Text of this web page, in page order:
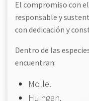
El compromiso con
responsable y
con dedicación y
Dentro de las
encuentran:
Molle.
Huingan.